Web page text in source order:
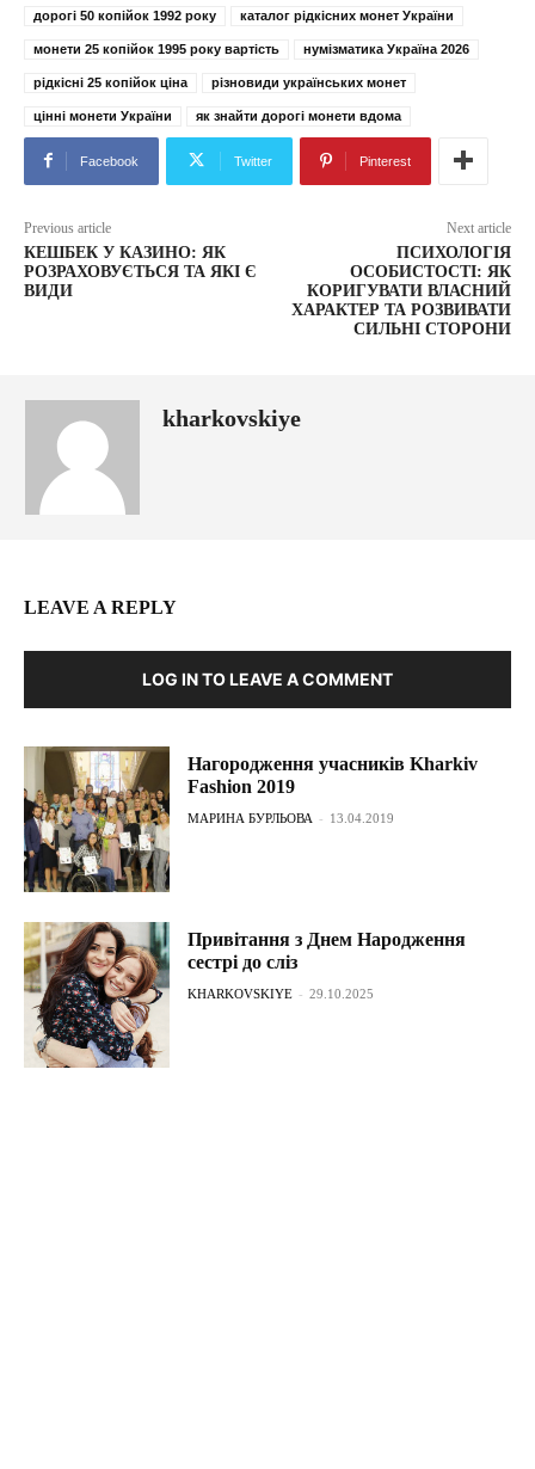
дорогі 50 копійок 1992 року каталог рідкісних монет України
монети 25 копійок 1995 року вартість нумізматика Україна 2026
рідкісні 25 копійок ціна різновиди українських монет
цінні монети України як знайти дорогі монети вдома
Facebook Twitter Pinterest
Previous article
КЕШБЕК У КАЗИНО: ЯК
РОЗРАХОВУЄТЬСЯ ТА ЯКІ Є
ВИДИ
Next article
ПСИХОЛОГІЯ
ОСОБИСТОСТІ: ЯК
КОРИГУВАТИ ВЛАСНИЙ
ХАРАКТЕР ТА РОЗВИВАТИ
СИЛЬНІ СТОРОНИ
kharkovskiye
LEAVE A REPLY
LOG IN TO LEAVE A COMMENT
Нагородження учасників Kharkiv
Fashion 2019
МАРИНА БУРЛЬОВА - 13.04.2019
Привітання з Днем Народження
сестрі до сліз
KHARKOVSKIYE - 29.10.2025